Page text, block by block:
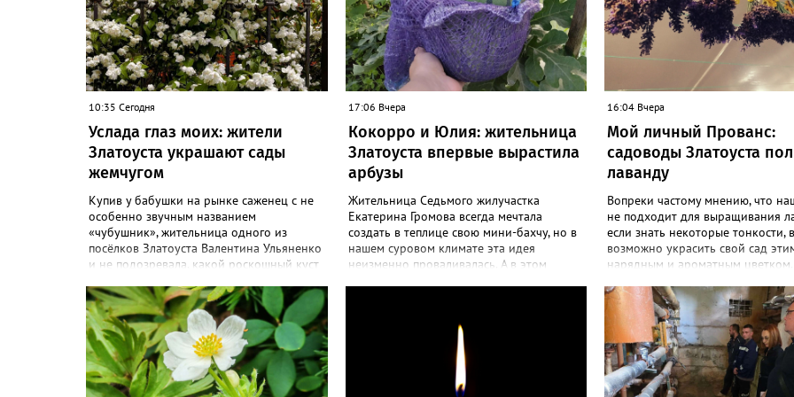
10:35 Сегодня
Услада глаз моих: жители
Златоуста украшают сады
жемчугом
Купив у бабушки на рынке саженец с не
особенно звучным названием
«чубушник», жительница одного из
посёлков Златоуста Валентина Ульяненко
и не подозревала, какой роскошный куст
жасмина! «Златоуст.инфо» узнал
особенности ухода за этим кустарником.
«Всем своим подругам и коллегам
посоветовала непременно посадить
чубушник, и его становится в нашем
городе всё больше, - рассказала нашему
порталу Валентина. – У меня растёт, на
17:06 Вчера
Кокорро и Юлия: жительница
Златоуста впервые вырастила
арбузы
Жительница Седьмого жилучастка
Екатерина Громова всегда мечтала
создать в теплице свою мини-бахчу, но в
нашем суровом климате эта идея
неизменно проваливалась. А в этом
полакомиться пусть маленьким, но своим
арбузиком, всё мимо: вырастали до
размера бобов и отваливались, -
поделилась со «Златоуст.инфо» садовод.
– В этом году посадила сорт так
16:04 Вчера
Мой личный Прованс:
садоводы Златоуста
лаванду
Вопреки частому мнению, что
не подходит для выращивания
если знать некоторые тонкости,
возможно украсить свой сад
нарядным и ароматным цветком.
разводить лаванду за её особую
и дивный запах.
об успешном опыте местных
вырастила лаванду нежно-
красивого цвета из семян (на
отметила «Златоуст.инфо»
частного дома Екатерина Бойко.